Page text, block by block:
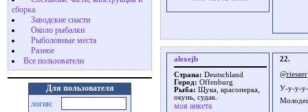
сборка
Заводские снасти
Около рыбалки
Рыболовные места
Разное
Все пользователи
Для пользователя
логин:
alexejb
Страна: Deutschland
Город: Offenburg
Рыба: Щука, красоперка,
окунь, судак.
моя анкета
22.
@riesaer
У-у-у-